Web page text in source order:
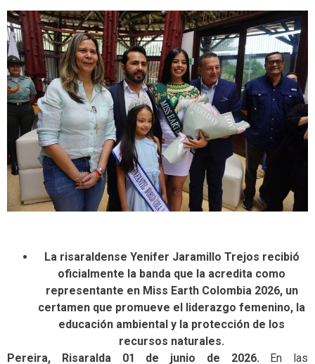
La risaraldense Yenifer Jaramillo Trejos recibió
oficialmente la banda que la acredita como
representante en Miss Earth Colombia 2026, un
certamen que promueve el liderazgo femenino, la
educación ambiental y la protección de los
recursos naturales.
Pereira, Risaralda 01 de junio de 2026. En las